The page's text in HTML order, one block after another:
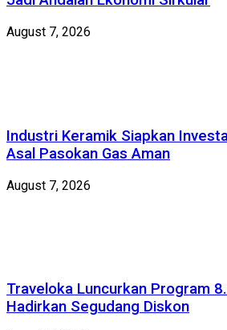
August 7, 2026
Industri Keramik Siapkan
Asal Pasokan Gas Aman
August 7, 2026
Traveloka Luncurkan Program
Hadirkan Segudang Diskon